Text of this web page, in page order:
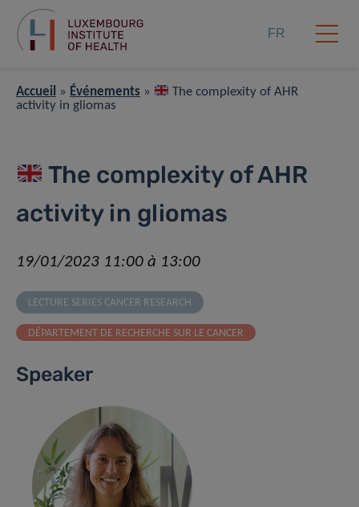
FR
Accueil » Événements »
The complexity of AHR
activity in gliomas
The complexity of AHR
activity in gliomas
19/01/2023 11:00 à 13:00
LECTURE SERIES CANCER RESEARCH
DÉPARTEMENT DE RECHERCHE SUR LE CANCER
Speaker